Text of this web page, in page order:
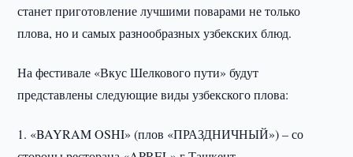
станет приготовление лучшими поварами не только
плова, но и самых разнообразных узбекских блюд.
На фестивале «Вкус Шелкового пути» будут
представлены следующие виды узбекского плова:
1. «BAYRAM OSHI» (плов «ПРАЗДНИЧНЫЙ») – со